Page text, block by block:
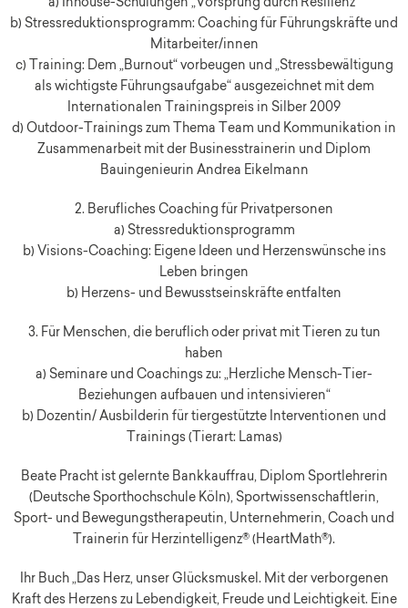
a) Inhouse-Schulungen „Vorsprung durch Resilienz“
b) Stressreduktionsprogramm: Coaching für Führungskräfte und
Mitarbeiter/innen
c) Training: Dem „Burnout“ vorbeugen und „Stressbewältigung
als wichtigste Führungsaufgabe“ ausgezeichnet mit dem
Internationalen Trainingspreis in Silber 2009
d) Outdoor-Trainings zum Thema Team und Kommunikation in
Zusammenarbeit mit der Businesstrainerin und Diplom
Bauingenieurin Andrea Eikelmann
2. Berufliches Coaching für Privatpersonen
a) Stressreduktionsprogramm
b) Visions-Coaching: Eigene Ideen und Herzenswünsche ins
Leben bringen
b) Herzens- und Bewusstseinskräfte entfalten
3. Für Menschen, die beruflich oder privat mit Tieren zu tun
haben
a) Seminare und Coachings zu: „Herzliche Mensch-Tier-
Beziehungen aufbauen und intensivieren“
b) Dozentin/ Ausbilderin für tiergestützte Interventionen und
Trainings (Tierart: Lamas)
Beate Pracht ist gelernte Bankkauffrau, Diplom Sportlehrerin
(Deutsche Sporthochschule Köln), Sportwissenschaftlerin,
Sport- und Bewegungstherapeutin, Unternehmerin, Coach und
Trainerin für Herzintelligenz® (HeartMath®).
Ihr Buch „Das Herz, unser Glücksmuskel. Mit der verborgenen
Kraft des Herzens zu Lebendigkeit, Freude und Leichtigkeit. Eine